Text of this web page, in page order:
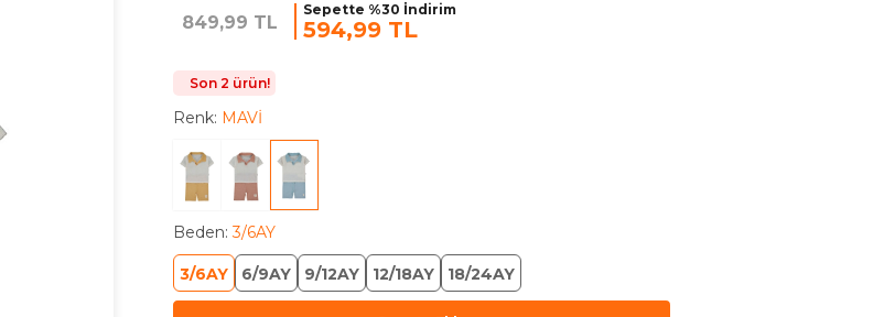
849,99 TL
Sepette %30 İndirim
594,99 TL
Son 2 ürün!
Renk: MAVİ
Beden:3/6AY
3/6AY 6/9AY 9/12AY 12/18AY 18/24AY